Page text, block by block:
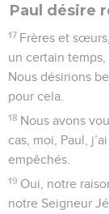
Paul désire
17 Frères et
un certain
Nous désirions
pour cela.
18 Nous avons
cas, moi, Paul,
empêchés.
19 Oui, notre
notre Seigneur